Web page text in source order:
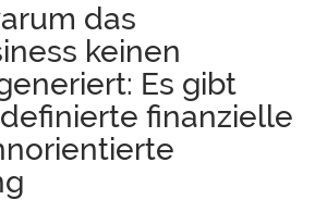
das
keinen
Es gibt
finanzielle